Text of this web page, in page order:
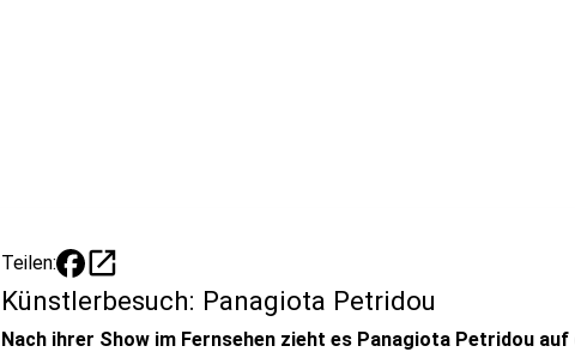
Teilen: open_in_new
Künstlerbesuch: Panagiota Petridou
Nach ihrer Show im Fernsehen zieht es Panagiota Petridou auf